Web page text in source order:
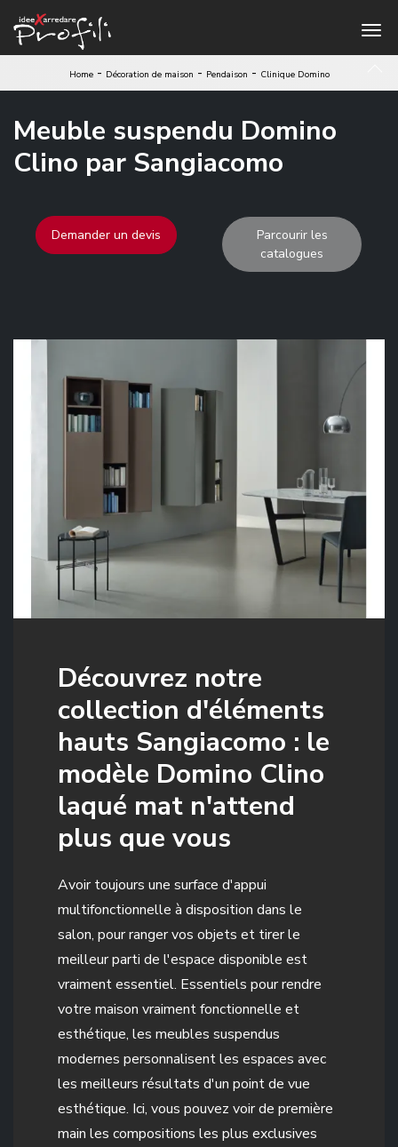
Home- Décoration de maison - Pendaison - Clinique Domino
Meuble suspendu Domino
Clino par Sangiacomo
Demander un devis
Parcourir les
catalogues
Découvrez notre
collection d'éléments
hauts Sangiacomo : le
modèle Domino Clino
laqué mat n'attend
plus que vous
Avoir toujours une surface d'appui
multifonctionnelle à disposition dans le
salon, pour ranger vos objets et tirer le
meilleur parti de l'espace disponible est
vraiment essentiel. Essentiels pour rendre
votre maison vraiment fonctionnelle et
esthétique, les meubles suspendus
modernes personnalisent les espaces avec
les meilleurs résultats d'un point de vue
esthétique. Ici, vous pouvez voir de première
main les compositions les plus exclusives